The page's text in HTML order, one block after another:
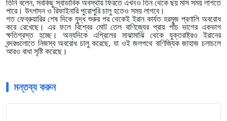
তিনি বলেন, সবকিছু স্বাভাবিক অবস্থায় ফিরতে এখনও তিন থেকে ছয় মাস সময় লাগতে
পারে। উৎপাদন ও রিফাইনারি পুরোপুরি চালু হতেও সময় লাগবে।
গত ফেব্রুয়ারির শেষ দিকে যুদ্ধ শুরুর পর থেকেই ইরান কার্যত হরমুজ প্রণালি অবরোধ
করে রেখেছে। এর ফলে বিশ্বের মোট তেল বাণিজ্যের প্রায় পাঁচ ভাগের একভাগ
ক্ষতিগ্রস্ত হচ্ছে। অন্যদিকে এপ্রিলের মাঝামাঝি থেকে যুক্তরাষ্ট্রও ইরানের
বন্দরগুলোতে নিজস্ব অবরোধ চালু করেছে, যা ওই জলপথে বাণিজ্যিক জাহাজ চলাচলে
আরও বাধা সৃষ্টি করেছে।
মন্তব্য করুন